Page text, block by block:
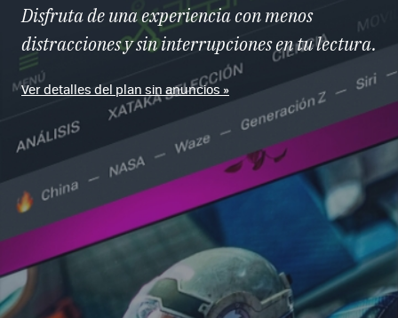
Disfruta de una experiencia con menos
distracciones y sin interrupciones en tu lectura.
Ver detalles del plan sin anuncios »